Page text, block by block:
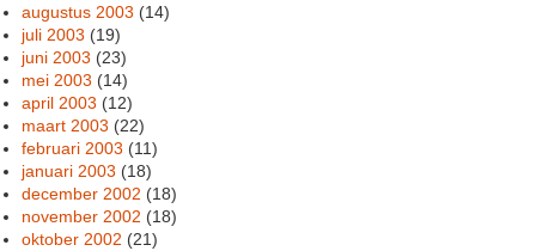
augustus 2003 (14)
juli 2003 (19)
juni 2003 (23)
mei 2003 (14)
april 2003 (12)
maart 2003 (22)
februari 2003 (11)
januari 2003 (18)
december 2002 (18)
november 2002 (18)
oktober 2002 (21)